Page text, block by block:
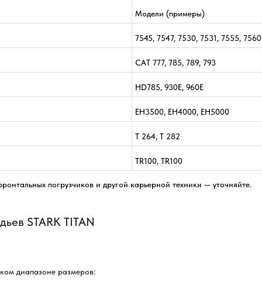
Модели (примеры)
7545, 7547, 7530, 7531, 7555, 7560
CAT 777, 785, 789, 793
HD785, 930E, 960E
EH3500, EH4000, EH5000
T 264, T 282
TR100, TR100
погрузчиков и другой карьерной техники — уточняйте.
STARK TITAN
диапазоне размеров: